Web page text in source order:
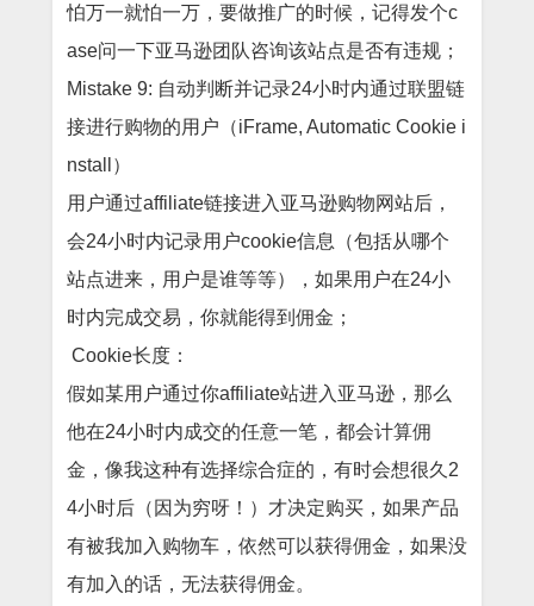
怕万一就怕一万，要做推广的时候，记得发个c
ase问一下亚马逊团队咨询该站点是否有违规；
Mistake 9: 自动判断并记录24小时内通过联盟链
接进行购物的用户（iFrame, Automatic Cookie i
nstall）
用户通过affiliate链接进入亚马逊购物网站后，
会24小时内记录用户cookie信息（包括从哪个
站点进来，用户是谁等等），如果用户在24小
时内完成交易，你就能得到佣金；
Cookie长度：
假如某用户通过你affiliate站进入亚马逊，那么
他在24小时内成交的任意一笔，都会计算佣
金，像我这种有选择综合症的，有时会想很久2
4小时后（因为穷呀！）才决定购买，如果产品
有被我加入购物车，依然可以获得佣金，如果没
有加入的话，无法获得佣金。